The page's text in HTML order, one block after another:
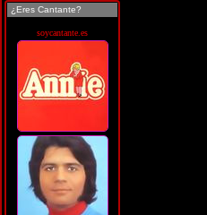
¿Eres Cantante?
soycantante.es